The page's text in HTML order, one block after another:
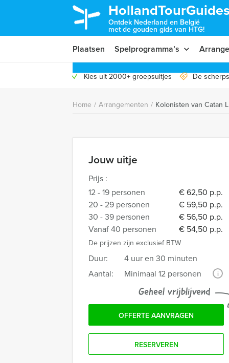
Ontdek Nederland en België
met de gouden gids van HTG!
Plaatsen Spelprogramma’s
Kies uit 2000+ groepsuitjes De
Home / Arrangementen / Kolonisten van Catan
Jouw uitje
Prijs :
12 - 19 personen
€ 62,50 p.p.
20 - 29 personen
€ 59,50 p.p.
30 - 39 personen
€ 56,50 p.p.
Vanaf 40 personen
€ 54,50 p.p.
De prijzen zijn exclusief BTW
Duur:
4 uur en 30 minuten
Aantal:
Minimaal 12 personen i
Geheel vrijblijvend
OFFERTE AANVRAGEN
RESERVEREN